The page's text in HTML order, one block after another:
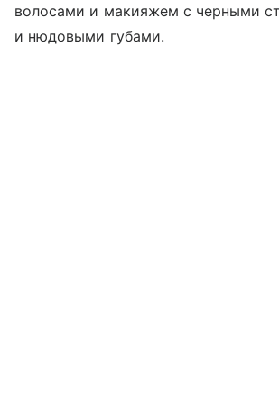
волосами и макияжем с черными
и нюдовыми губами.